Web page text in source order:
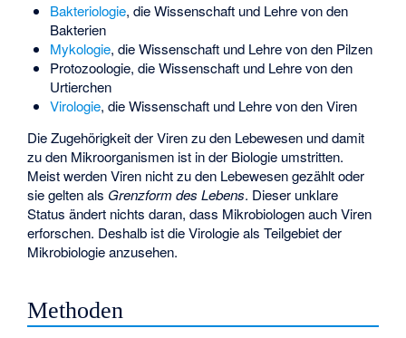
Bakteriologie, die Wissenschaft und Lehre von den
Bakterien
Mykologie, die Wissenschaft und Lehre von den Pilzen
Protozoologie, die Wissenschaft und Lehre von den
Urtierchen
Virologie, die Wissenschaft und Lehre von den Viren
Die Zugehörigkeit der Viren zu den Lebewesen und damit
zu den Mikroorganismen ist in der Biologie umstritten.
Meist werden Viren nicht zu den Lebewesen gezählt oder
sie gelten als Grenzform des Lebens. Dieser unklare
Status ändert nichts daran, dass Mikrobiologen auch Viren
erforschen. Deshalb ist die Virologie als Teilgebiet der
Mikrobiologie anzusehen.
Methoden